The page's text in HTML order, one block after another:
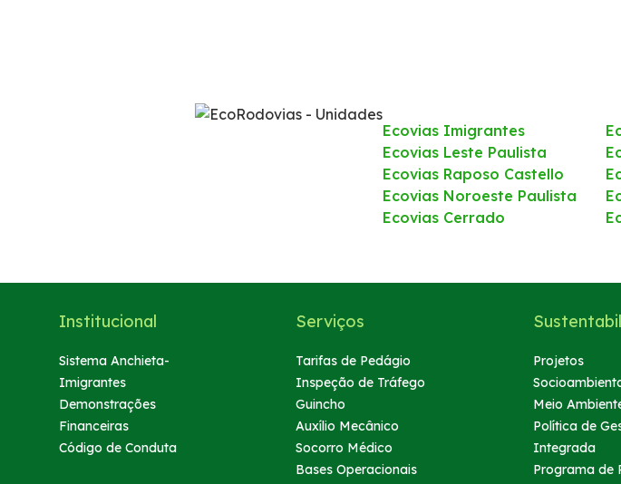
Política de Gestão Integrada
Comercial
Ouvidoria
Ecovias Imigrantes
Ecovias Leste Paulista
Ecovias Raposo Castello
Ecovias Noroeste Paulista
Ecovias Cerrado
Institucional
Sistema Anchieta-
Imigrantes
Demonstrações
Financeiras
Código de Conduta
Serviços
Tarifas de Pedágio
Inspeção de Tráfego
Guincho
Auxílio Mecânico
Socorro Médico
Bases Operacionais
Projetos
Meio
Política de
Integrada
Programa de